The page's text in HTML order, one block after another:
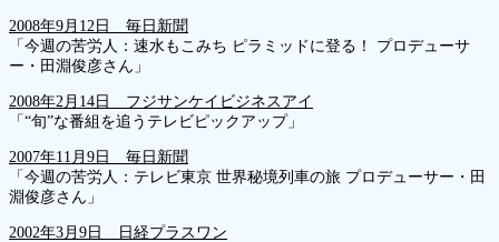
2008年9月12日 毎日新聞
「今週の苦労人：速水もこみち ピラミッドに登る！ プロデューサ
ー・田淵俊彦さん」
2008年2月14日 フジサンケイビジネスアイ
「“旬”な番組を追うテレビピックアップ」
2007年11月9日 毎日新聞
「今週の苦労人：テレビ東京 世界秘境列車の旅 プロデューサー・田
淵俊彦さん」
2002年3月9日 日経プラスワン